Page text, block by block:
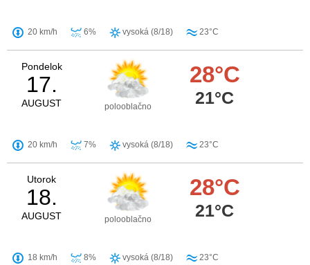
20 km/h 6% vysoká (8/18) 23°C
Pondelok
17.
AUGUST polooblačno
28°C
21°C
20 km/h 7% vysoká (8/18) 23°C
Utorok
18.
AUGUST polooblačno
28°C
21°C
18 km/h 8% vysoká (8/18) 23°C